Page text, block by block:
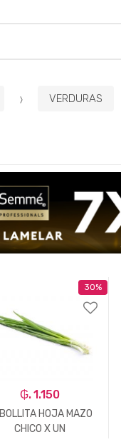
VERDURAS
30%
₲. 1.150
HOJA MAZO
CHICO X UN